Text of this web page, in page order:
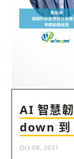
AI 智慧
down 到
Oct 08, 2021